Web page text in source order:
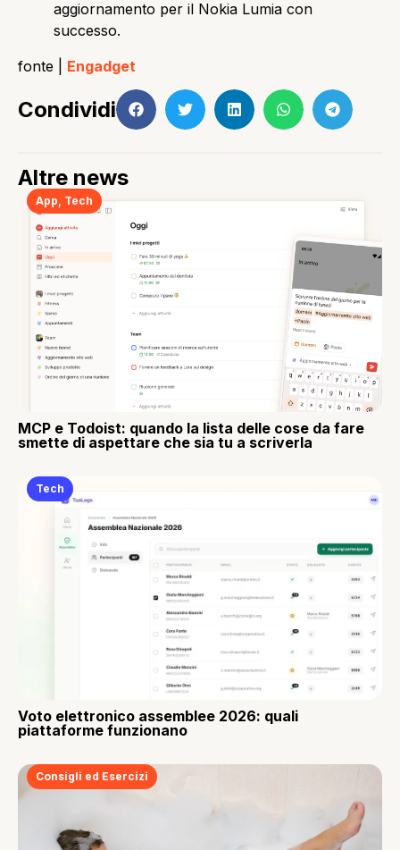
aggiornamento per il Nokia Lumia con
successo.
fonte | Engadget
Condividi
Altre news
App, Tech
MCP e Todoist: quando la lista delle cose da fare
smette di aspettare che sia tu a scriverla
Tech
Voto elettronico assemblee 2026: quali
piattaforme funzionano
Consigli ed Esercizi